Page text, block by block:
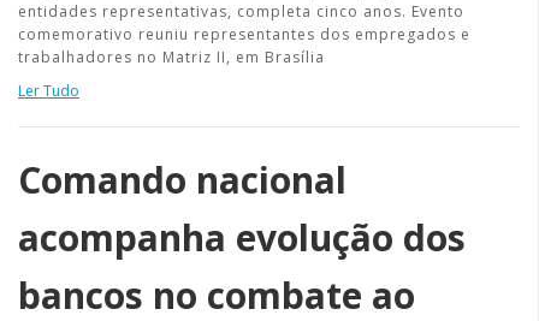
entidades representativas, completa cinco anos. Evento
comemorativo reuniu representantes dos empregados e
trabalhadores no Matriz II, em Brasília
Ler Tudo
Comando nacional
acompanha evolução dos
bancos no combate ao